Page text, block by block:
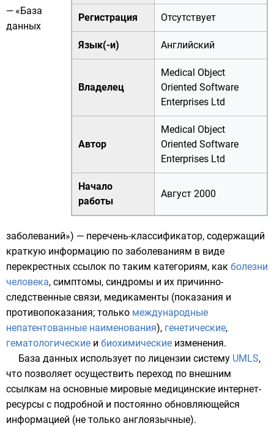
Регистрация Отсутствует
Язык(-и) Английский
Владелец
Medical Object
Oriented Software
Enterprises Ltd
Автор
Medical Object
Oriented Software
Enterprises Ltd
Начало
работы
Август 2000
— «База
данных
заболеваний») — перечень-классификатор, содержащий
краткую информацию по заболеваниям в виде
перекрестных ссылок по таким категориям, как болезни
человека, симптомы, синдромы и их причинно-
следственные связи, медикаменты (показания и
противопоказания; только международные
непатентованные наименования), генетические,
гематологические и биохимические изменения.
База данных использует по лицензии систему UMLS,
что позволяет осуществить переход по внешним
ссылкам на основные мировые медицинские интернет-
ресурсы с подробной и постоянно обновляющейся
информацией (не только англоязычные).